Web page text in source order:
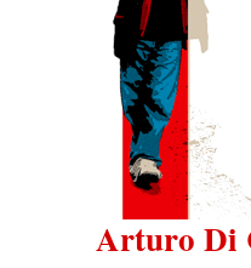
Arturo Di